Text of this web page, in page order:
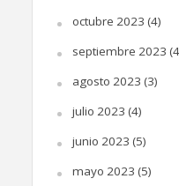
octubre 2023 (4)
septiembre 2023
agosto 2023 (3)
julio 2023 (4)
junio 2023 (5)
mayo 2023 (5)